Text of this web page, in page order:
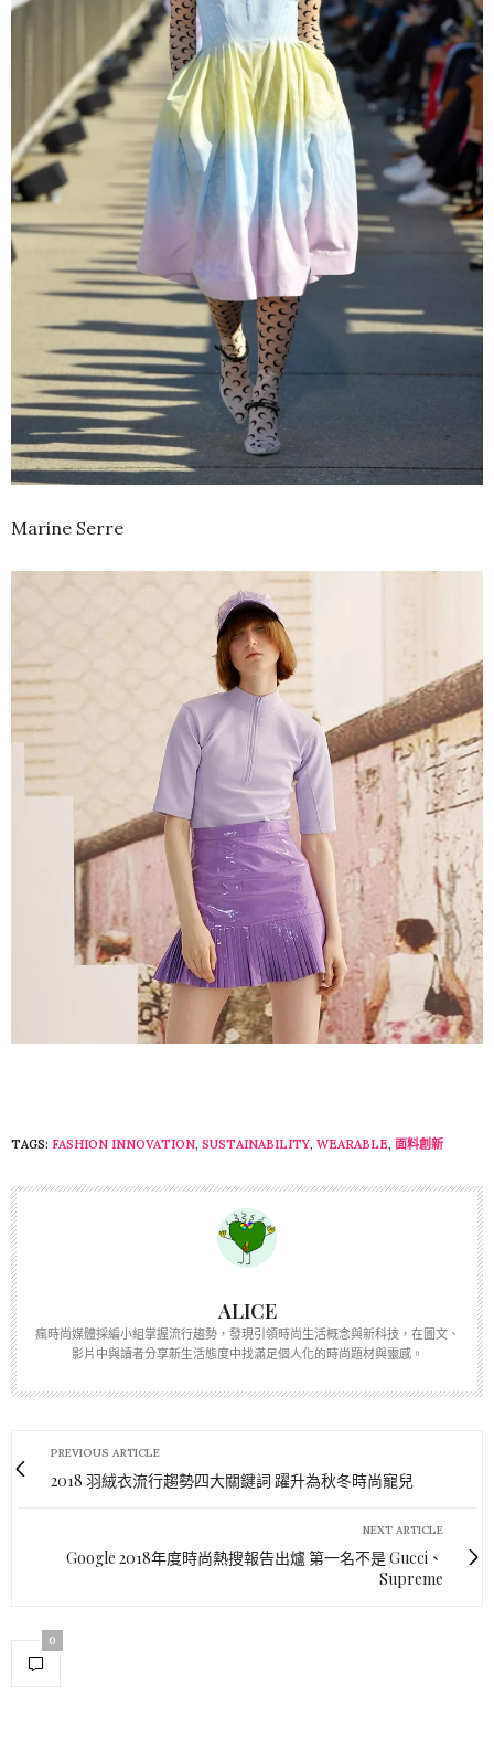
Marine Serre
TAGS: FASHION INNOVATION, SUSTAINABILITY, WEARABLE, 面料創新
ALICE
瘋時尚媒體採編小組掌握流行趨勢，發現引領時尚生活概念與新科技，在圖文、
影片中與讀者分享新生活態度中找滿足個人化的時尚題材與靈感。
PREVIOUS ARTICLE
2018 羽絨衣流行趨勢四大關鍵詞 躍升為秋冬時尚寵兒
NEXT ARTICLE
Google 2018年度時尚熱搜報告出爐 第一名不是 Gucci、
Supreme
0